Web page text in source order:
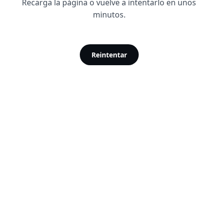
Recarga la página o vuelve a intentarlo en unos
minutos.
Reintentar